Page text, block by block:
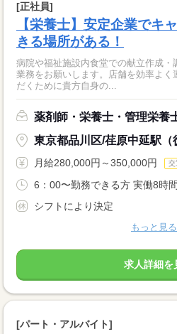
[正社員]
【栄養士】安定企業でキ
きる場所がある！
病院や福祉施設内食堂での献立作成・
業務をお願いします。店舗を効率よく
だくために貴方自身の...
薬剤師・栄養士・管理栄養
東京都品川区/荏原中延駅（
月給280,000円～350,000円 交
6：00〜勤務できる方 実働8時
シフトにより決定
もっと見る
求人詳細を
[パート・アルバイト]